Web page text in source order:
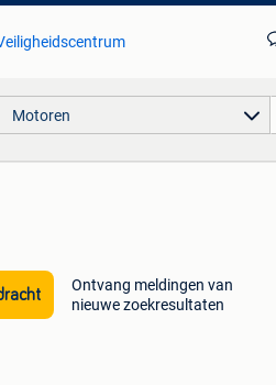
Motoren
Ontvang meldingen van
nieuwe zoekresultaten